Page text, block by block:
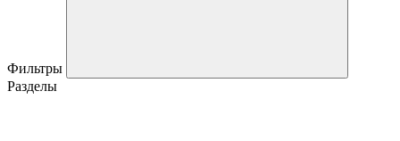
Фильтры
Разделы